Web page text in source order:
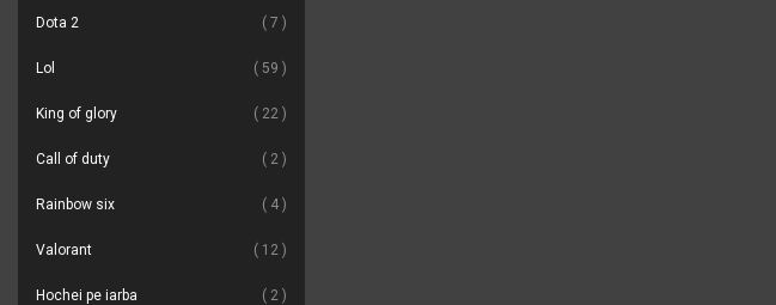
Dota 2 7
Lol 59
King of glory 22
Call of duty 2
Rainbow six 4
Valorant 12
Hochei pe iarba 2